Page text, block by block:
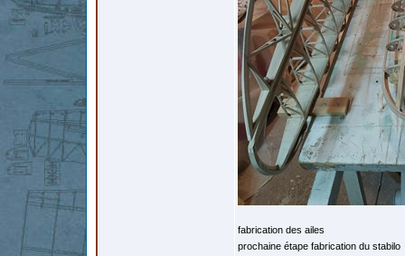
fabrication des ailes
prochaine étape fabrication du stabilo